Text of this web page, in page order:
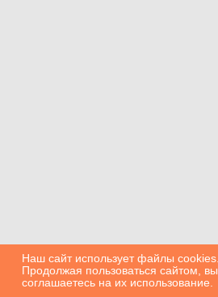
Наш сайт использует файлы cookies.
Продолжая пользоваться сайтом, вы
соглашаетесь на их использование.